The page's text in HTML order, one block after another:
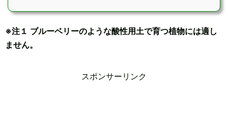
※注１ ブルーベリーのような酸性用土で育つ植物には適し
ません。
スポンサーリンク